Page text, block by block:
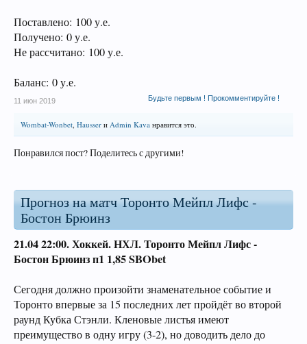
Поставлено: 100 у.е.
Получено: 0 у.е.
Не рассчитано: 100 у.е.
Баланс: 0 у.е.
Будьте первым ! Прокомментируйте !
11 июн 2019
Wombat-Wonbet, Hausser и Admin Kava нравится это.
Понравился пост? Поделитесь с другими!
Прогноз на матч Торонто Мейпл Лифс -
Бостон Брюинз
21.04 22:00.Хоккей. НХЛ.Торонто Мейпл Лифс -
Бостон Брюинзп1 1,85 SBObet
Сегодня должно произойти знаменательное событие и
Торонто впервые за 15 последних лет пройдёт во второй
раунд Кубка Стэнли. Кленовые листья имеют
преимущество в одну игру (3-2), но доводить дело до